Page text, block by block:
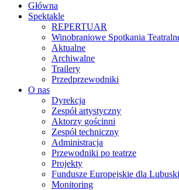
Główna
Spektakle
REPERTUAR
Winobraniowe Spotkania
Aktualne
Archiwalne
Trailery
Przedprzewodniki
O nas
Dyrekcja
Zespół artystyczny
Aktorzy gościnni
Zespół techniczny
Administracja
Przewodniki po teatrze
Projekty
Fundusze Europejskie dla
Monitoring